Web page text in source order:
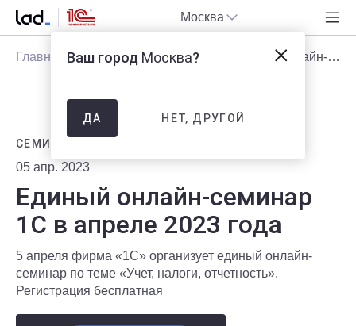
Москва
Главная Блог Мероприятия Единый онлайн-семинар 1С в апреле 2023 года
СЕМИНАР ЗАВЕРШЕН
05 апр. 2023
Единый онлайн-семинар
1С в апреле 2023 года
5 апреля фирма «1С» организует единый онлайн-
семинар по теме «Учет, налоги, отчетность».
Регистрация бесплатная
Ваш город Москва?
ДА НЕТ, ДРУГОЙ